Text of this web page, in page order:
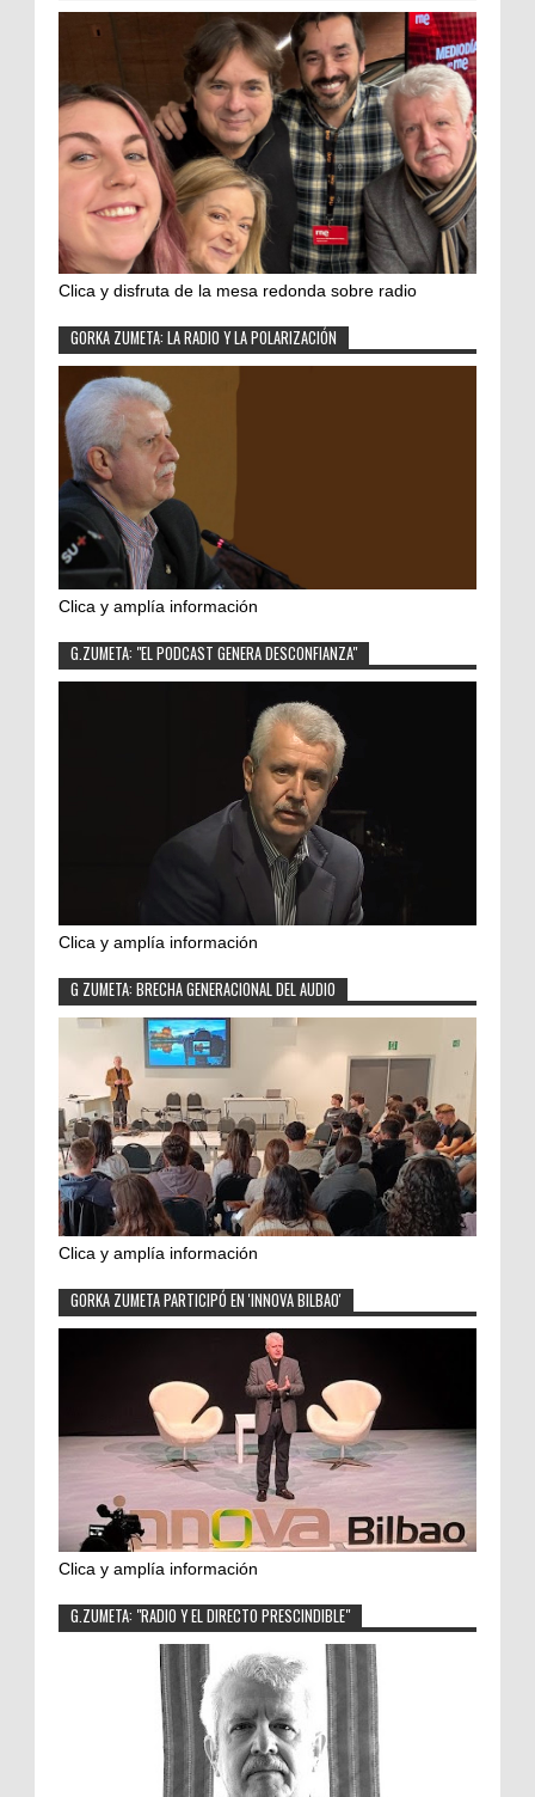
Clica y disfruta de la mesa redonda sobre radio
GORKA ZUMETA: LA RADIO Y LA POLARIZACIÓN
Clica y amplía información
G.ZUMETA: "EL PODCAST GENERA DESCONFIANZA"
Clica y amplía información
G ZUMETA: BRECHA GENERACIONAL DEL AUDIO
Clica y amplía información
GORKA ZUMETA PARTICIPÓ EN 'INNOVA BILBAO'
Clica y amplía información
G.ZUMETA: "RADIO Y EL DIRECTO PRESCINDIBLE"